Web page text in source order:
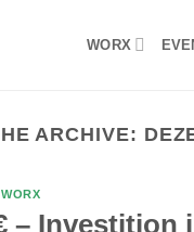
WORX
ARCHIVE:
– Investition